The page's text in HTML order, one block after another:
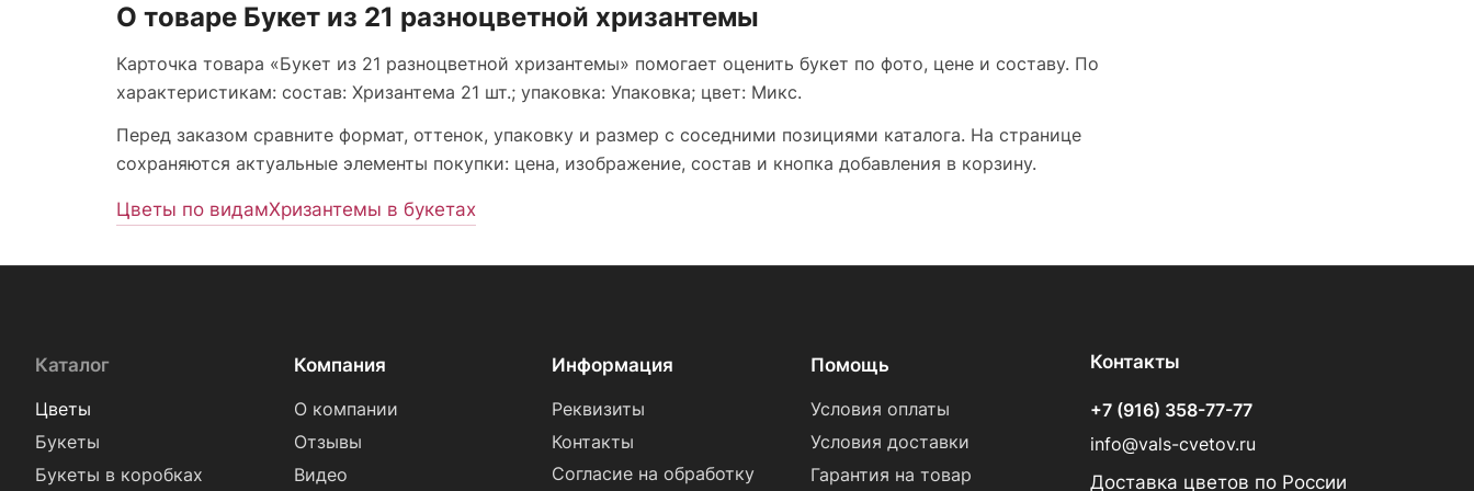
О товаре Букет из 21 разноцветной хризантемы
Карточка товара «Букет из 21 разноцветной хризантемы» помогает оценить букет по фото, цене и составу. По
характеристикам: состав: Хризантема 21 шт.; упаковка: Упаковка; цвет: Микс.
Перед заказом сравните формат, оттенок, упаковку и размер с соседними позициями каталога. На странице
сохраняются актуальные элементы покупки: цена, изображение, состав и кнопка добавления в корзину.
Цветы по видамХризантемы в букетах
Каталог
Цветы
Букеты
Букеты в коробках
Компания
О компании
Отзывы
Видео
Информация
Реквизиты
Контакты
Согласие на обработку
Помощь
Условия оплаты
Условия доставки
Гарантия на товар
Контакты
+7 (916) 358-77-77
info@vals-cvetov.ru
Доставка цветов по России